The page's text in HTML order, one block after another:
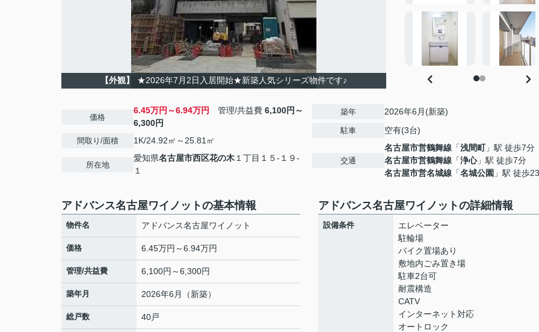
【外観】 ★2026年7月2日入居開始★新築人気シリーズ物件です♪
価格
6.45万円～6.94万円 管理/共益費 6,100円～
6,300円
間取り/面積 1K/24.92㎡～25.81㎡
所在地
愛知県名古屋市西区花の木 １丁目１５-１９-
１
築年 2026年6月(新築)
駐車 空有(3台)
交通
名古屋市営鶴舞線 「浅間町」駅 徒歩7分
名古屋市営鶴舞線 「浄心」駅 徒歩7分
名古屋市営名城線 「名城公園 」駅 徒歩
アドバンス名古屋ワイノットの基本情報
物件名 アドバンス名古屋ワイノット
価格 6.45万円～6.94万円
管理/共益費 6,100円～6,300円
築年月 2026年6月（新築）
総戸数 40戸
アドバンス名古屋ワイノットの詳細情報
設備条件
エレベーター
駐輪場
バイク置場あり
敷地内ごみ置き場
駐車2台可
耐震構造
CATV
インターネット対応
オートロック